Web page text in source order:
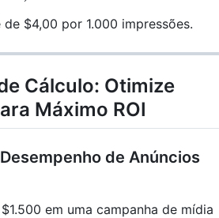
$4,00 por 1.000 impressões.
Cálculo: Otimize
Máximo ROI
de Anúncios
em uma campanha de mídia